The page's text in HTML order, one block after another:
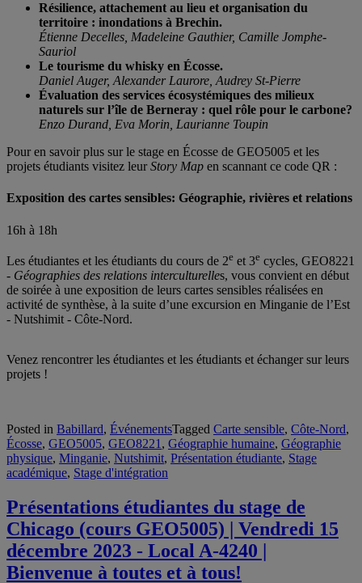
Résilience, attachement au lieu et organisation du
territoire : inondations à Brechin.
Étienne Decelles, Madeleine Gauthier, Camille Jomphe-
Sauriol
Le tourisme du whisky en Écosse.
Daniel Auger, Alexander Laurore, Audrey St-Pierre
Évaluation des services écosystémiques des milieux
naturels sur l’île de Berneray : quel rôle pour le carbone?
Enzo Durand, Eva Morin, Laurianne Toupin
Pour en savoir plus sur le stage en Écosse de GEO5005 et les
projets étudiants visitez leurStory Map en scannant ce code QR :
Exposition des cartes sensibles: Géographie, rivières et relations
16h à 18h
Les étudiantes et les étudiants du cours de 2e et 3e cycles, GEO8221
- Géographies des relations interculturelles, vous convient en début
de soirée à une exposition de leurs cartes sensibles réalisées en
activité de synthèse, à la suite d’une excursion en Minganie de l’Est
- Nutshimit - Côte-Nord.
Venez rencontrer les étudiantes et les étudiants et échanger sur leurs
projets !
Posted in Babillard, ÉvénementsTagged Carte sensible, Côte-Nord,
Écosse, GEO5005, GEO8221 , Géographie humaine, Géographie
physique, Minganie, Nutshimit, Présentation étudiante, Stage
académique, Stage d'intégration
Présentations étudiantes du stage de
Chicago (cours GEO5005) | Vendredi 15
décembre 2023 - Local A-4240 |
Bienvenue à toutes et à tous!